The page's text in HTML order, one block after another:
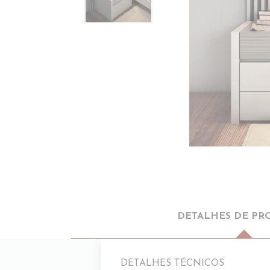
DETALHES DE
DETALHES TÉCNICOS